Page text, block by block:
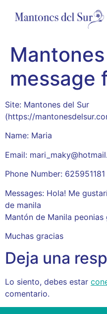
Mantones
message
Site: Mantones del Sur
(https://
Name: Maria
Email:
Phone Number: 625951181
Messages: Hola! Me
de manila
Mantón de Manila peonias
Muchas gracias
Deja una
Lo siento, debes estar
comentario.